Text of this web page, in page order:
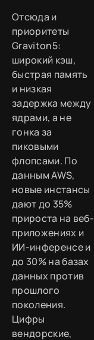
Отсюда и
приоритеты
Graviton5:
широкий кэш,
быстрая память
и низкая
задержка между
ядрами, а не
гонка за
пиковыми
флопсами. По
данным AWS,
новые инстансы
дают до 35%
прироста на веб-
приложениях и
ИИ-инференсе и
до 30% на базах
данных против
прошлого
поколения.
Цифры
вендорские,